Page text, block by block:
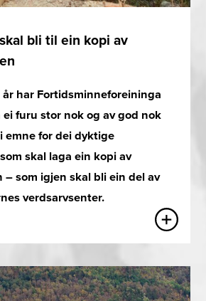
bli til ein kopi av
har Fortidsminneforeininga
furu stor nok og av god nok
emne for dei dyktige
skal laga ein kopi av
– som igjen skal bli ein del av
verdsarvsenter.